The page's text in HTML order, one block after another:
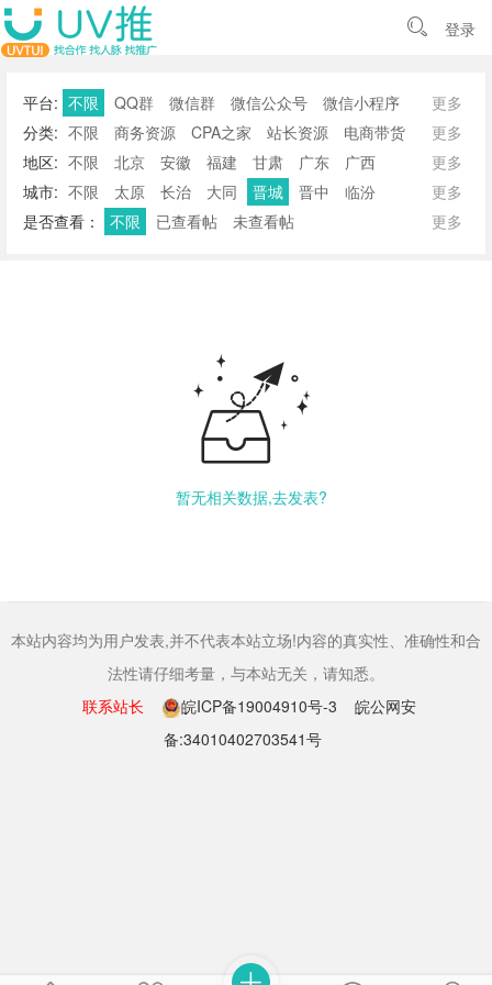
登录
平台: 不限 QQ群 微信群 微信公众号
微信小程序
纸飞机群
土豆群
更多
分类: 不限 商务资源 CPA之家 站长资源
电商带货
电销交流
甲乙互金 软件开发 游戏合作
社群营销
地推校推
招商加盟 资源互换
ASO优化冲榜
休闲娱乐
其他分类
更多
地区: 不限 北京 安徽 福建 甘肃 广东
广西
贵州
海南 河北 河南 黑龙江 湖北 湖南
吉林
江苏
江西 辽宁 内蒙古 宁夏 青海
更多
城市: 不限 太原 长治 大同 晋城 晋中
临汾
吕梁
朔州 忻州 阳泉 运城
更多
是否查看：
不限 已查看帖 未查看帖 更多
暂无相关数据,去发表?
本站内容均为用户发表,并不代表本站立场!内容的真实性、准确性和合
法性请仔细考量，与本站无关，请知悉。
联系站长
皖ICP备19004910号-3
皖公网安
备:34010402703541号